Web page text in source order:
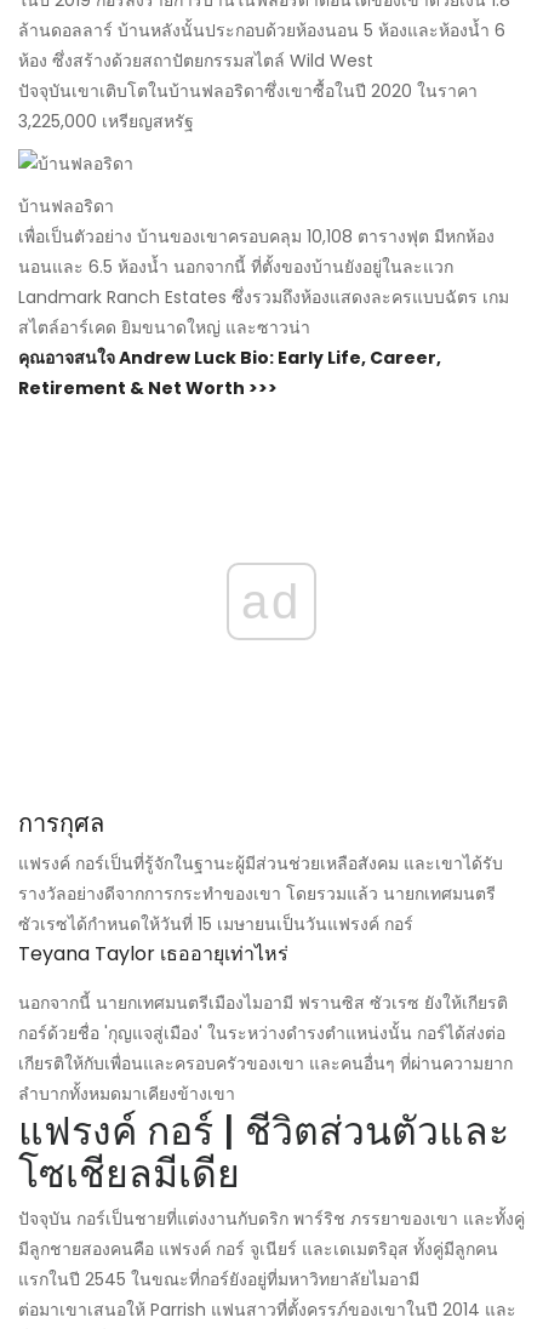
ล้านดอลลาร์ บ้านหลังนั้นประกอบด้วยห้องนอน 5 ห้องและห้องน้ำ 6
ห้อง ซึ่งสร้างด้วยสถาปัตยกรรมสไตล์ Wild West
ปัจจุบันเขาเติบโตในบ้านฟลอริดาซึ่งเขาซื้อในปี 2020 ในราคา
3,225,000 เหรียญสหรัฐ
บ้านฟลอริดา
เพื่อเป็นตัวอย่าง บ้านของเขาครอบคลุม 10,108 ตารางฟุต มีหกห้อง
นอนและ 6.5 ห้องน้ำ นอกจากนี้ ที่ตั้งของบ้านยังอยู่ในละแวก
Landmark Ranch Estates ซึ่งรวมถึงห้องแสดงละครแบบฉัตร เกม
สไตล์อาร์เคด ยิมขนาดใหญ่ และซาวน่า
คุณอาจสนใจ Andrew Luck Bio: Early Life, Career,
Retirement & Net Worth >>>
ad
การกุศล
แฟรงค์ กอร์เป็นที่รู้จักในฐานะผู้มีส่วนช่วยเหลือสังคม และเขาได้รับ
รางวัลอย่างดีจากการกระทำของเขา โดยรวมแล้ว นายกเทศมนตรี
ซัวเรซได้กำหนดให้วันที่ 15 เมษายนเป็นวันแฟรงค์ กอร์
Teyana Taylor เธออายุเท่าไหร่
นอกจากนี้ นายกเทศมนตรีเมืองไมอามี ฟรานซิส ซัวเรซ ยังให้เกียรติ
กอร์ด้วยชื่อ 'กุญแจสู่เมือง' ในระหว่างดำรงตำแหน่งนั้น กอร์ได้ส่งต่อ
เกียรติให้กับเพื่อนและครอบครัวของเขา และคนอื่นๆ ที่ผ่านความยาก
ลำบากทั้งหมดมาเคียงข้างเขา
แฟรงค์ กอร์ | ชีวิตส่วนตัวและ
โซเชียลมีเดีย
ปัจจุบัน กอร์เป็นชายที่แต่งงานกับดริก พาร์ริช ภรรยาของเขา และทั้งคู่
มีลูกชายสองคนคือ แฟรงค์ กอร์ จูเนียร์ และเดเมตริอุส ทั้งคู่มีลูกคน
แรกในปี 2545 ในขณะที่กอร์ยังอยู่ที่มหาวิทยาลัยไมอามี
ต่อมาเขาเสนอให้ Parrish แฟนสาวที่ตั้งครรภ์ของเขาในปี 2014 และ